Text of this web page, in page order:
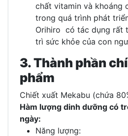
chất vitamin và khoáng
trong quá trình phát
Orihiro có tác dụng rất
trì sức khỏe của con
3. Thành phần
phẩm
Chiết xuất Mekabu (chứa
Hàm lượng dinh dưỡng có
ngày:
Năng lượng: